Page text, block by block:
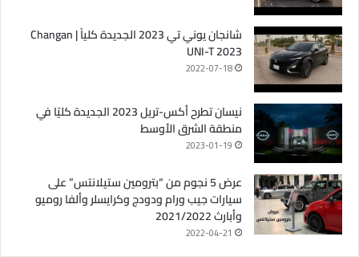
شانجان يوني تي 2023 الجديدة كلياً | Changan
UNI-T 2023
2022-07-18
نيسان تطرح أكس-تريل 2023 الجديدة كليًا في
منطقة الشرق الأوسط
2023-01-19
عرض 5 نجوم من “بترومين ستيلانتس” على
سيارات جيب ورام ودودج وكرايسلر وألفا روميو
وأبارث 2021/2022
2022-04-21